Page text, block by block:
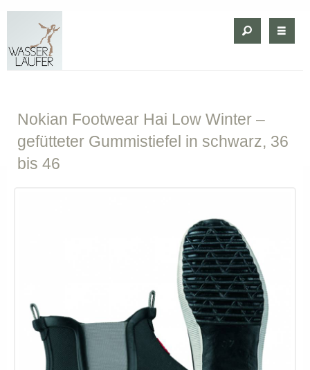
Nokian Footwear Hai Low Winter –
gefütteter Gummistiefel in schwarz, 36
bis 46